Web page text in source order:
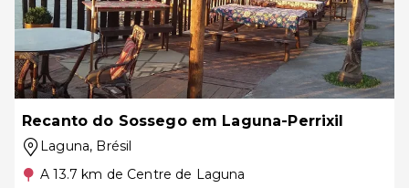
Recanto do Sossego em Laguna-Perrixil
Laguna, Brésil
A 13.7 km de Centre de Laguna